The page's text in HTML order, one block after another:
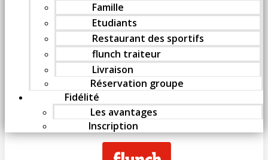
Famille
Etudiants
Restaurant des sportifs
flunch traiteur
Livraison
Réservation groupe
Fidélité
Les avantages
Inscription